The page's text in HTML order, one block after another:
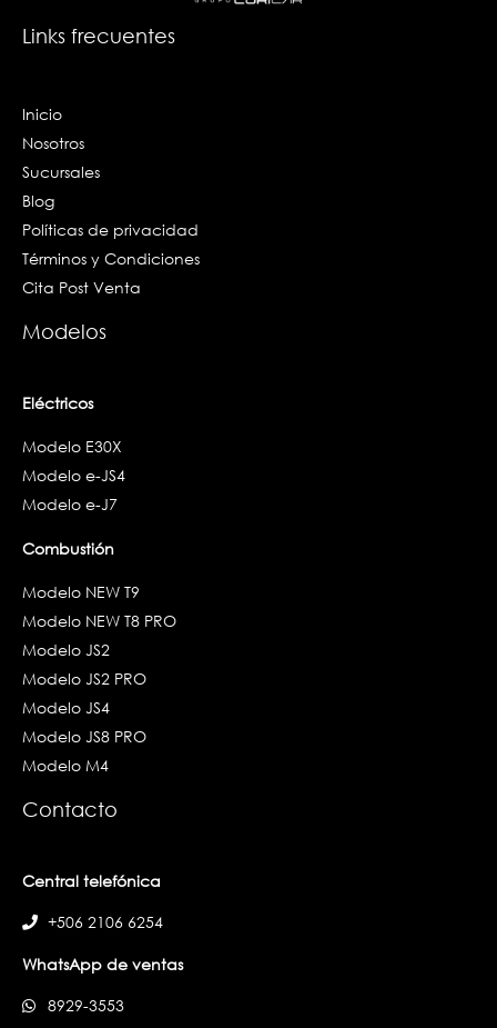
Links frecuentes
Inicio
Nosotros
Sucursales
Blog
Políticas de privacidad
Términos y Condiciones
Cita Post Venta
Modelos
Eléctricos
Modelo E30X
Modelo e-JS4
Modelo e-J7
Combustión
Modelo NEW T9
Modelo NEW T8 PRO
Modelo JS2
Modelo JS2 PRO
Modelo JS4
Modelo JS8 PRO
Modelo M4
Contacto
Central telefónica
+506 2106 6254
WhatsApp de ventas
8929-3553